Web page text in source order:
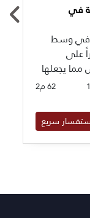
في
في وسط
على
يجعلها
عصري
1 62 م2
سريع